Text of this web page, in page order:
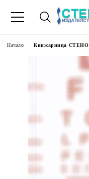
Начало Книжарница СТЕНО